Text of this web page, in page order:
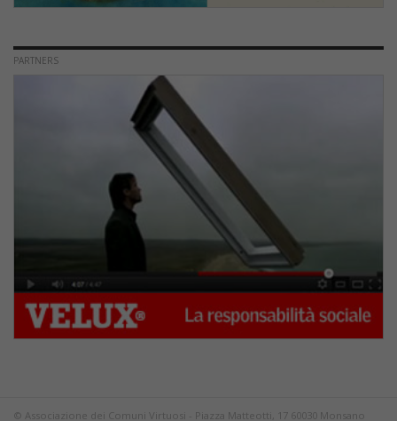
PARTNERS
© Associazione dei Comuni Virtuosi - Piazza Matteotti, 17 60030 Monsano